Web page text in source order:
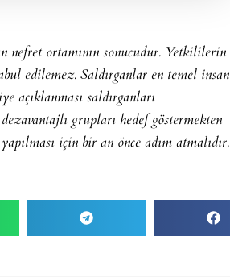
nefret ortamının sonucudur. Yetkililerin
edilemez. Saldırganlar en temel insan
açıklanması saldırganları
grupları hedef göstermekten
için bir an önce adım atmalıdır.